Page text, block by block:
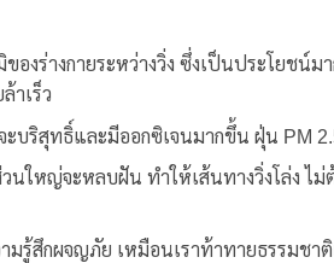
ร่างกายระหว่างวิ่ง ซึ่งเป็นประโยชน์มา
าเร็ว
ะบริสุทธิ์และมีออกซิเจนมากขึ้น ฝุ่น PM
ใหญ่จะหลบฝัน ทำให้เส้นทางวิ่งโล่ง ไม่
รู้สึกผจญภัย เหมือนเราท้าทายธรรมชาติ